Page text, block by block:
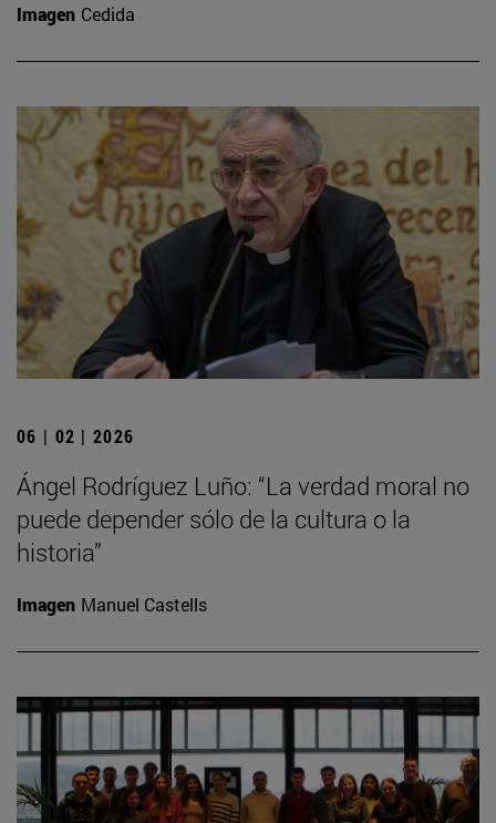
Imagen Cedida
06 | 02 | 2026
Ángel Rodríguez Luño: “La verdad moral no
puede depender sólo de la cultura o la
historia”
Imagen Manuel Castells